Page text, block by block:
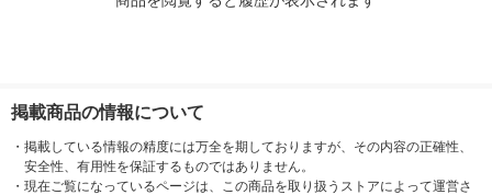
掲載商品の情報について
・ 掲載している情報の精度には万全を期しておりますが、その内容の正確性、
安全性、有用性を保証するものではありません。
・ 現在ご覧になっているページは、この商品を取り扱うストアによって運営さ